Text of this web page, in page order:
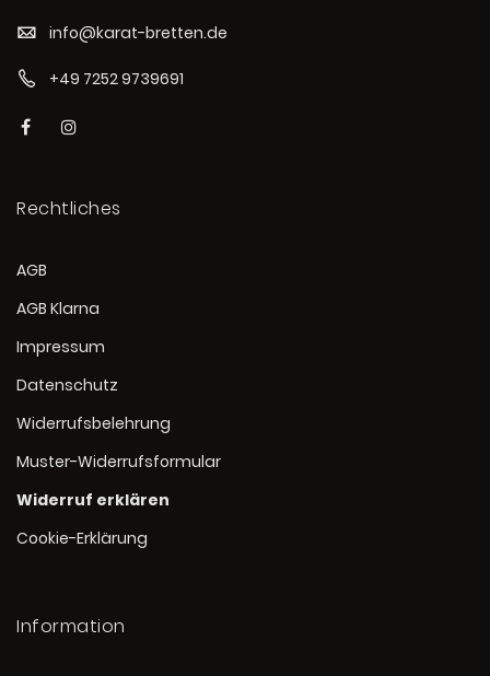
info@karat-bretten.de
+49 7252 9739691
Rechtliches
AGB
AGB Klarna
Impressum
Datenschutz
Widerrufsbelehrung
Muster-Widerrufsformular
Widerruf erklären
Cookie-Erklärung
Information